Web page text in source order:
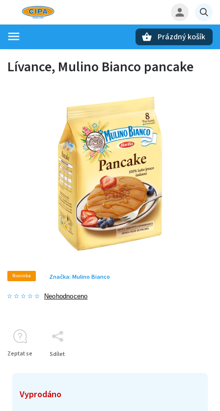
Prázdný košík
Lívance, Mulino Bianco pancake
Novinka
Neohodnoceno
Značka: Mulino Bianco
Vyprodáno
Zeptat se Sdílet